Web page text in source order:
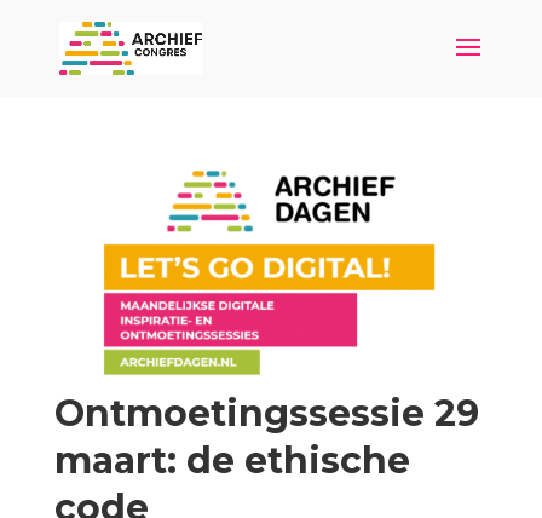
Ontmoetingssessie 29
maart: de ethische
code